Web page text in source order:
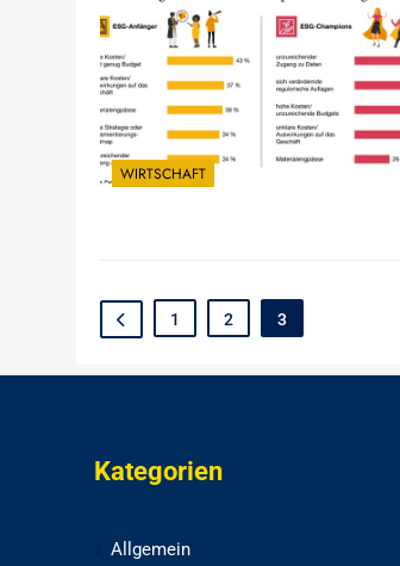
WIRTSCHAFT
1 2 3
Kategorien
Allgemein